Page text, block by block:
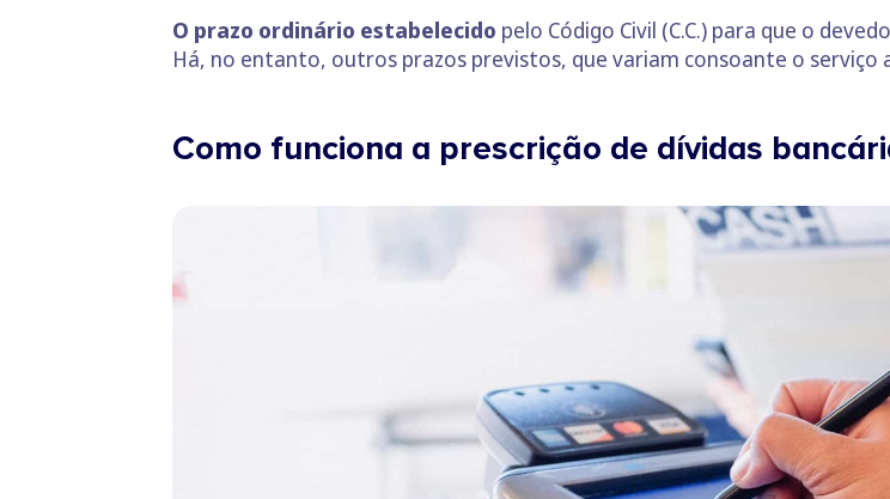
O prazo ordinário estabelecido pelo Código Civil (C.C.) para que o
Há, no entanto, outros prazos previstos, que variam consoante o serviço
Como funciona a prescrição de dívidas